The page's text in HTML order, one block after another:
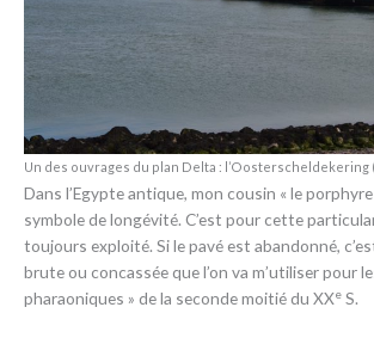
Un des ouvrages du plan Delta : l’Oosterscheldekering
Dans l’Egypte antique, mon cousin « le
symbole de longévité. C’est pour cette
toujours exploité. Si le pavé est abandonné,
brute ou concassée que l’on va m’utiliser pour
pharaoniques » de la seconde moitié du XXe S.